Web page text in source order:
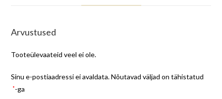
Arvustused
Tooteülevaateid veel ei ole.
Sinu e-postiaadressi ei avaldata. Nõutavad väljad on tähistatud
*-ga